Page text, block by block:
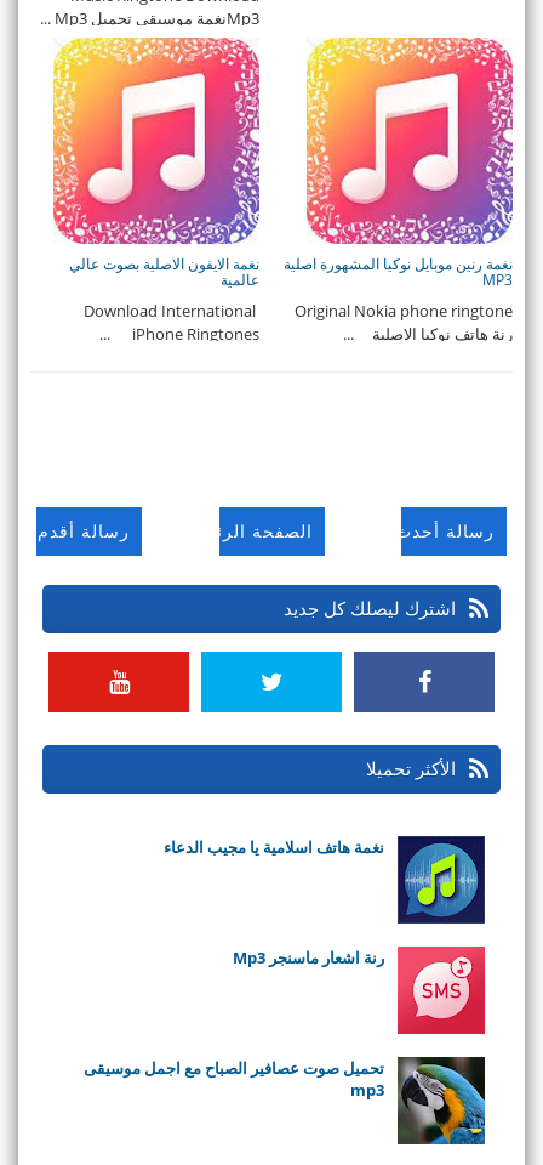
Mp3نغمة موسيقى تحميل Mp3 ...
نغمة رنين موبايل نوكيا المشهورة اصلية
MP3
Original Nokia phone ringtone
رنة هاتف نوكيا الاصلية ...
نغمة الايفون الاصلية بصوت عالي
عالمية
Download International
iPhone Ringtones ...
رسالة أحدث رسالة أقدم الصفحة الرئيسية
اشترك ليصلك كل جديد
الأكثر تحميلا
نغمة هاتف اسلامية يا مجيب الدعاء
رنة اشعار ماسنجر Mp3
تحميل صوت عصافير الصباح مع اجمل موسيقى
mp3